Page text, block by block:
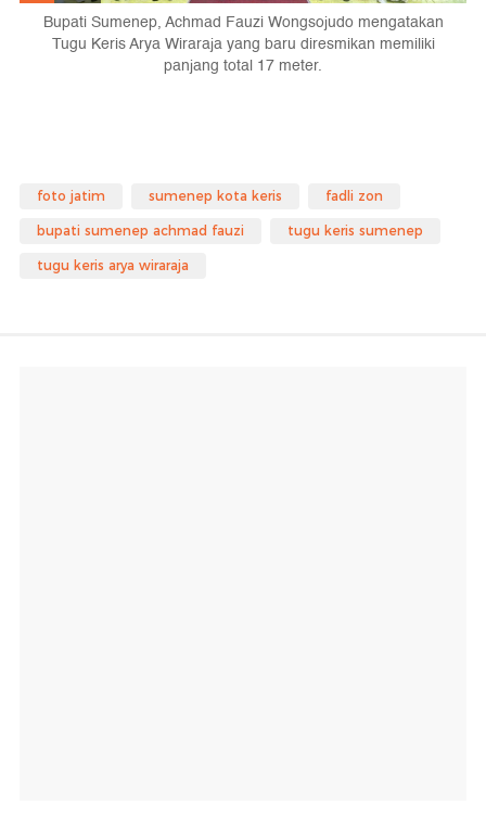
Bupati Sumenep, Achmad Fauzi Wongsojudo mengatakan
Tugu Keris Arya Wiraraja yang baru diresmikan memiliki
panjang total 17 meter.
foto jatim sumenep kota keris fadli zon
bupati sumenep achmad fauzi tugu keris sumenep
tugu keris arya wiraraja